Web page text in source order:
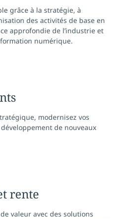
grâce à la stratégie, à
des activités de base en
approfondie de l’industrie et
numérique.
modernisez vos
de nouveaux
rente
valeur avec des solutions